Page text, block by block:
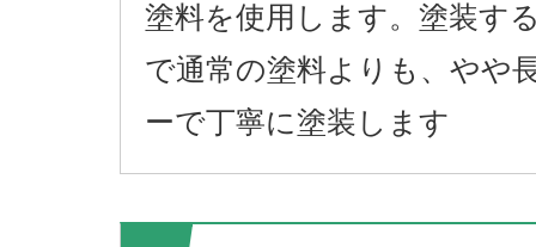
塗料を使用します。塗装す
で通常の塗料よりも、やや
ーで丁寧に塗装します